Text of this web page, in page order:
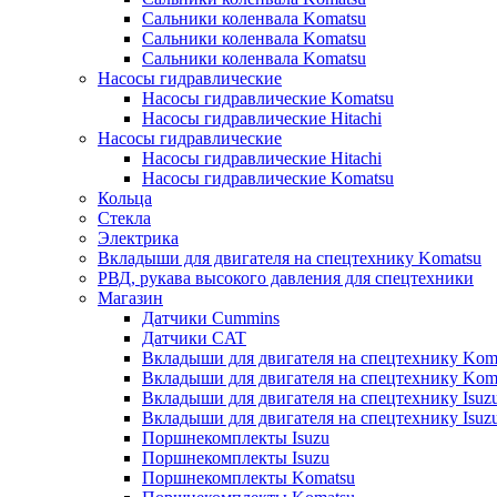
Сальники коленвала Komatsu
Сальники коленвала Komatsu
Сальники коленвала Komatsu
Насосы гидравлические
Насосы гидравлические Komatsu
Насосы гидравлические Hitachi
Насосы гидравлические
Насосы гидравлические Hitachi
Насосы гидравлические Komatsu
Кольца
Стекла
Электрика
Вкладыши для двигателя на спецтехнику Komatsu
РВД, рукава высокого давления для спецтехники
Магазин
Датчики Cummins
Датчики CAT
Вкладыши для двигателя на спецтехнику
Вкладыши для двигателя на спецтехнику
Вкладыши для двигателя на спецтехнику
Вкладыши для двигателя на спецтехнику
Поршнекомплекты Isuzu
Поршнекомплекты Isuzu
Поршнекомплекты Komatsu